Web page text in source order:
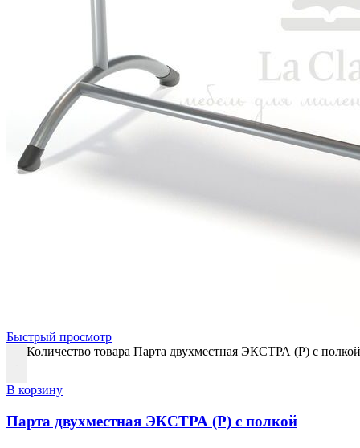
Быстрый просмотр
-
Количество товара Парта двухместная ЭКСТРА (Р) с полкой
В корзину
Парта двухместная ЭКСТРА (Р) с полкой